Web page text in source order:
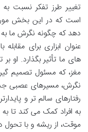
تغییر طرز تفکر نسبت
است که در این بخش
دهد که چگونه نگرش ما به
عنوان ابزاری برای
های ما تأثیر بگذارد. او
مغز، که مسئول تصمیم
نگرش، مسیرهای عصبی
رفتارهای سالم تر و
به افراد کمک می کند تا
موقت، از ریشه و با تحول